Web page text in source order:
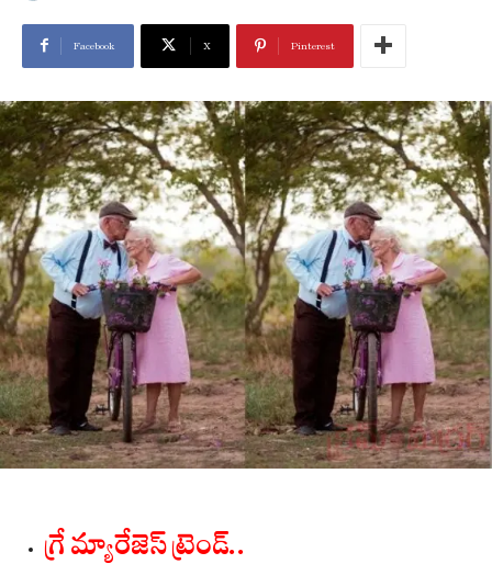
Facebook X Pinterest
గ్రే మ్యారేజెస్ ట్రెండ్..